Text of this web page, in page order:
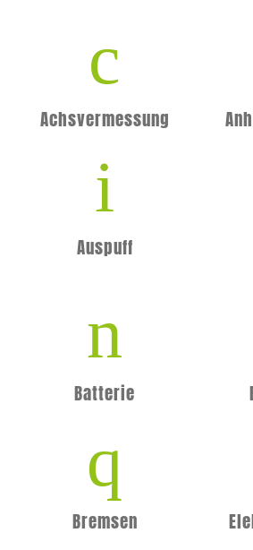
Achsvermessung
Auspuff
Batterie
Bremsen